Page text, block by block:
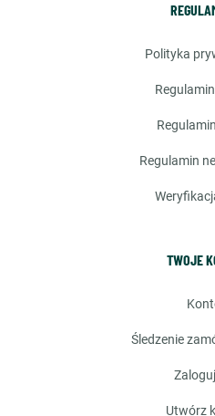
polityka
regulamin
TWOJE
śledzenie
utwórz